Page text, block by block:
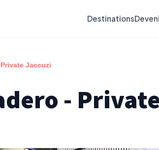
Destinations
Jaccuzi
-